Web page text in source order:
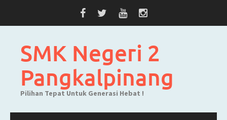
SMK Negeri 2
Pangkalpinang
Pilihan Tepat Untuk Generasi Hebat !